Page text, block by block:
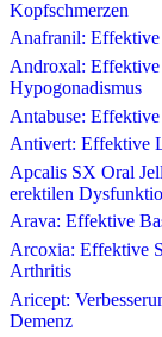
Kopfschmerzen
Anafranil: Effektive
Androxal: Effektive
Hypogonadismus
Antabuse:
Antivert: Effektive
Apcalis SX Oral
erektilen
Arava: Effektive
Arcoxia: Effektive
Arthritis
Aricept:
Demenz